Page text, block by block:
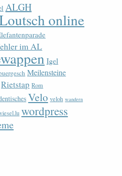
ALGH
online
im AL
Igel
Meilensteine
Rietstap Rom
Velo veloh wandern
wordpress